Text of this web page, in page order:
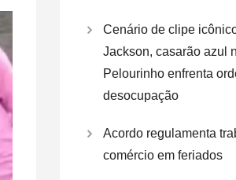
Cenário de clipe
Jackson, casarão azul
Pelourinho enfrenta
desocupação
Acordo regulamenta
comércio em feriados